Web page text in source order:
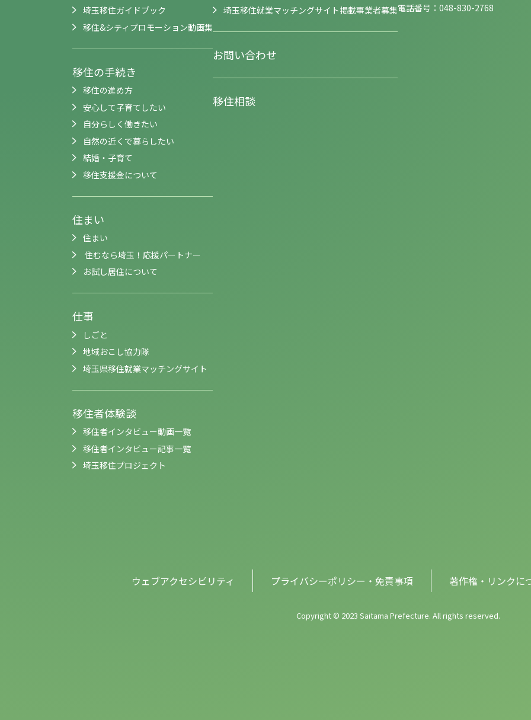
埼玉移住ガイドブック
移住&シティプロモーション動画集
移住の手続き
移住の進め方
安心して子育てしたい
自分らしく働きたい
自然の近くで暮らしたい
結婚・子育て
移住支援金について
住まい
住まい
住むなら埼玉！応援パートナー
お試し居住について
仕事
しごと
地域おこし協力隊
埼玉県移住就業マッチングサイト
移住者体験談
移住者インタビュー動画一覧
移住者インタビュー記事一覧
埼玉移住プロジェクト
埼玉移住就業マッチングサイト掲載事業者募集
お問い合わせ
移住相談
電話番号：048-830-2768
ウェブアクセシビリティ プライバシーポリシー・免責事項 著作権・リンクに
Copyright © 2023 Saitama Prefecture. All rights reserved.